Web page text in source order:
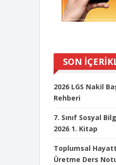
SON
2026 LGS Nakil
Rehberi
7. Sınıf Sosyal
2026 1. Kitap
Toplumsal
Üretme Ders